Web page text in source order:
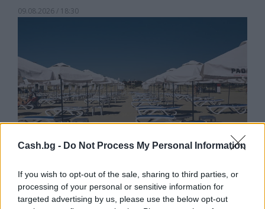
Cash.bg - Do Not Process My Personal Information
If you wish to opt-out of the sale, sharing to third parties, or
processing of your personal or sensitive information for
targeted advertising by us, please use the below opt-out
09.08.2026 / 18:30
Потребителят има право сам да